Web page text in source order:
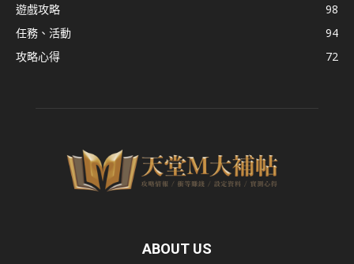
遊戲攻略
98
任務、活動
94
攻略心得
72
ABOUT US